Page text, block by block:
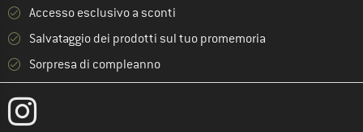
Accesso esclusivo a sconti
Salvataggio dei prodotti sul tuo promemoria
Sorpresa di compleanno